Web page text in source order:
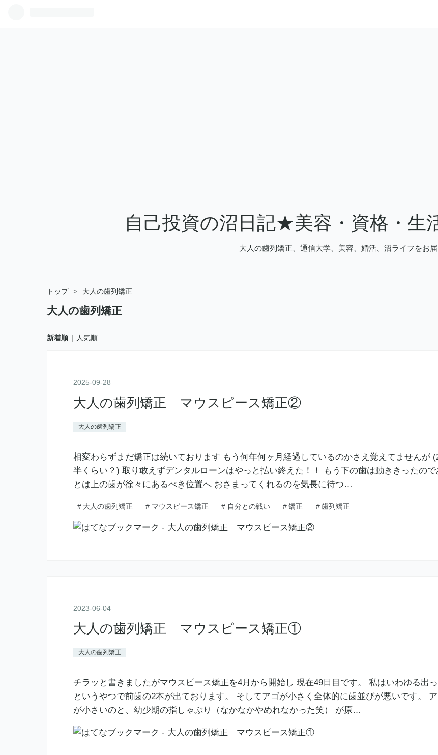
自己投資の沼日記★美容・資格・生
大人の歯列矯正、通信大学、美容、婚活、沼ライフをお
トップ > 大人の歯列矯正
大人の歯列矯正
新着順 人気順
2025-09-28
大人の歯列矯正 マウスピース矯正②
大人の歯列矯正
相変わらずまだ矯正は続いております もう何年何ヶ月経過しているのかさえ覚えてませんが
半くらい？) 取り敢えずデンタルローンはやっと払い終えた！！ もう下の歯は動ききったので
とは上の歯が徐々にあるべき位置へ おさまってくれるのを気長に待つ…
# 大人の歯列矯正 # マウスピース矯正 # 自分との戦い # 矯正 # 歯列矯正
2023-06-04
大人の歯列矯正 マウスピース矯正①
大人の歯列矯正
チラッと書きましたがマウスピース矯正を4月から開始し 現在49日目です。 私はいわゆる出
というやつで前歯の2本が出ております。 そしてアゴが小さく全体的に歯並びが悪いです。
が小さいのと、幼少期の指しゃぶり（なかなかやめれなかった笑） が原…